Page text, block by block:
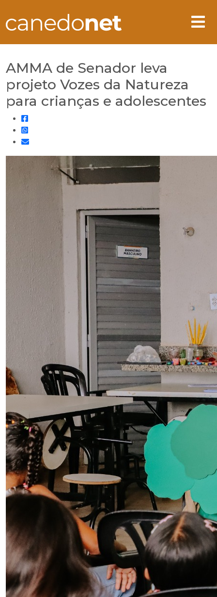
AMMA de Senador leva
projeto Vozes da Natureza
para crianças e adolescentes